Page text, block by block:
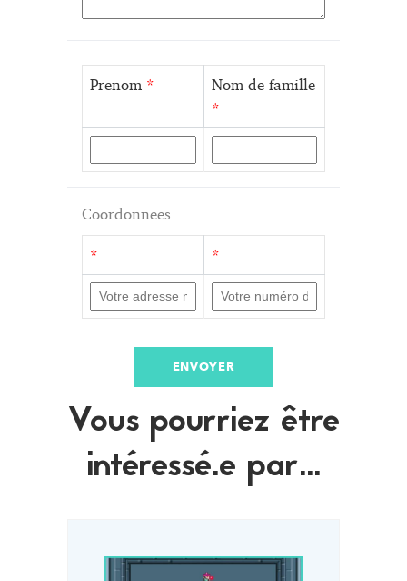
Prenom *
Nom de famille
*
Coordonnees
* *
ENVOYER
Vous pourriez être
intéressé.e par...